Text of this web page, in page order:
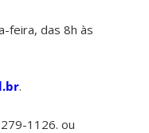
feira, das 8h às
.
1126. ou